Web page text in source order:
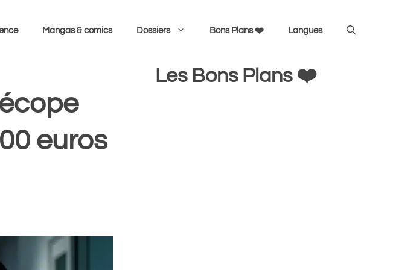
Mangas & comics Dossiers Bons Plans ❤️ Langues
euros
Les Bons Plans ❤️